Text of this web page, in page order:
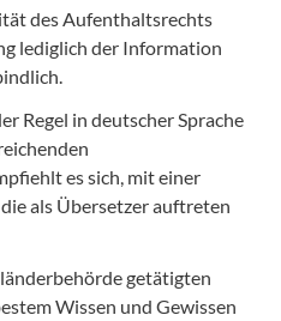
des Aufenthaltsrechts
lediglich der Information
Regel in deutscher Sprache
es sich, mit einer
als Übersetzer auftreten
getätigten
Wissen und Gewissen